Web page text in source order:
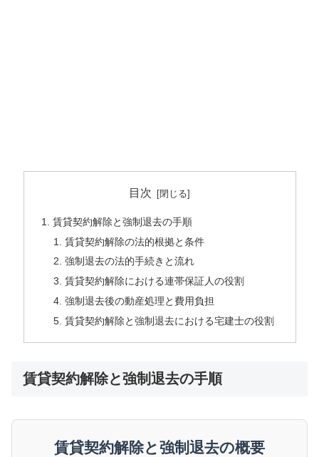
目次
賃貸契約解除と強制退去の手順
賃貸契約解除の法的根拠と条件
強制退去の法的手続きと流れ
賃貸契約解除における連帯保証人の役割
強制退去後の動産処理と費用負担
賃貸契約解除と強制退去における宅建士の役割
賃貸契約解除と強制退去の手順
賃貸契約解除と強制退去の概要